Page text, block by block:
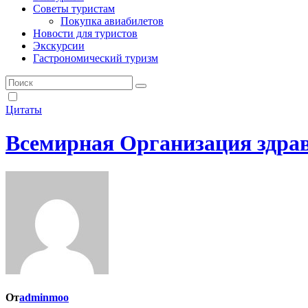
Советы туристам
Покупка авиабилетов
Новости для туристов
Экскурсии
Гастрономический туризм
Цитаты
Всемирная Организация
Отadminmoo